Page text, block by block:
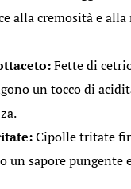
alla cremosità e alla
Fette di
un tocco di
Cipolle tritate
un sapore pungente